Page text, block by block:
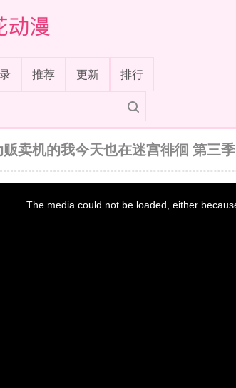
推荐 更新 排行
卖机的我今天也在迷宫徘徊 第三季